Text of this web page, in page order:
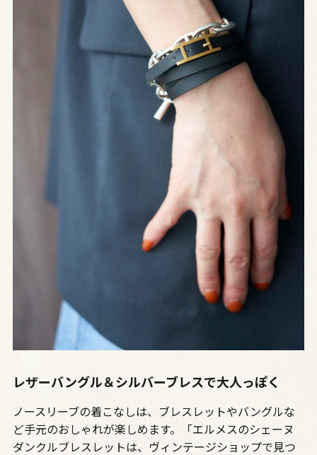
レザーバングル＆シルバーブレスで大人っぽく
ノースリーブの着こなしは、ブレスレットやバングルな
ど手元のおしゃれが楽しめます。「エルメスのシェーヌ
ダンクルブレスレットは、ヴィンテージショップで見つ